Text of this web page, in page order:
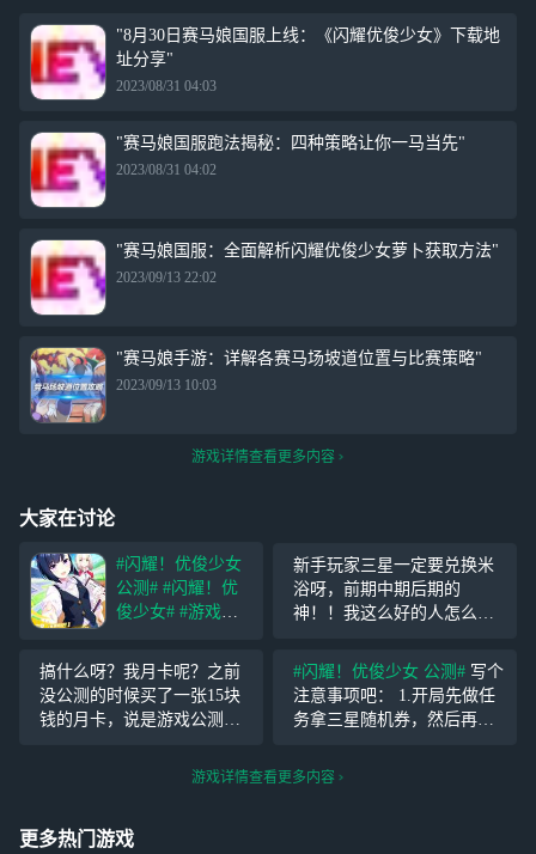
"8月30日赛马娘国服上线：《闪耀优俊少女》下载地
址分享"
2023/08/31 04:03
"赛马娘国服跑法揭秘：四种策略让你一马当先"
2023/08/31 04:02
"赛马娘国服：全面解析闪耀优俊少女萝卜获取方法"
2023/09/13 22:02
"赛马娘手游：详解各赛马场坡道位置与比赛策略"
2023/09/13 10:03
游戏详情查看更多内容
大家在讨论
#闪耀！优俊少女
公测# #闪耀！优
俊少女# #游戏测
款手游的核心玩
法，游戏中通过训
练、各种随机事
件、比赛以及技能
各种属性数值，最
个
新手玩家三星一定要兑换米
浴呀，前期中期后期的
神！！我这么好的人怎么会
不会有人反驳吧(dog)(dog)
搞什么呀？我月卡呢？之前
没公测的时候买了一张15块
钱的月卡，说是游戏公测的
测了，你给我激活呀，理所
#闪耀！优俊少女 公测#
注意事项吧： 1.开局先做任
务拿三星随机券，然后再换
重复 2.主线里的耐麦昆还可
游戏详情查看更多内容
更多热门游戏